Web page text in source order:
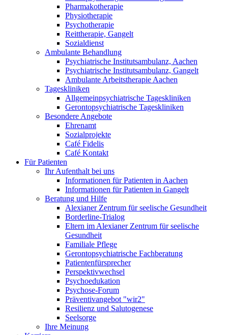
Pharmakotherapie
Physiotherapie
Psychotherapie
Reittherapie, Gangelt
Sozialdienst
Ambulante Behandlung
Psychiatrische Institutsambulanz, Aachen
Psychiatrische Institutsambulanz, Gangelt
Ambulante Arbeitstherapie Aachen
Tageskliniken
Allgemeinpsychiatrische Tageskliniken
Gerontopsychiatrische Tageskliniken
Besondere Angebote
Ehrenamt
Sozialprojekte
Café Fidelis
Café Kontakt
Für Patienten
Ihr Aufenthalt bei uns
Informationen für Patienten in Aachen
Informationen für Patienten in Gangelt
Beratung und Hilfe
Alexianer Zentrum für seelische Gesundheit
Borderline-Trialog
Eltern im Alexianer Zentrum für seelische
Gesundheit
Familiale Pflege
Gerontopsychiatrische Fachberatung
Patientenfürsprecher
Perspektivwechsel
Psychoedukation
Psychose-Forum
Präventivangebot "wir2"
Resilienz und Salutogenese
Seelsorge
Ihre Meinung